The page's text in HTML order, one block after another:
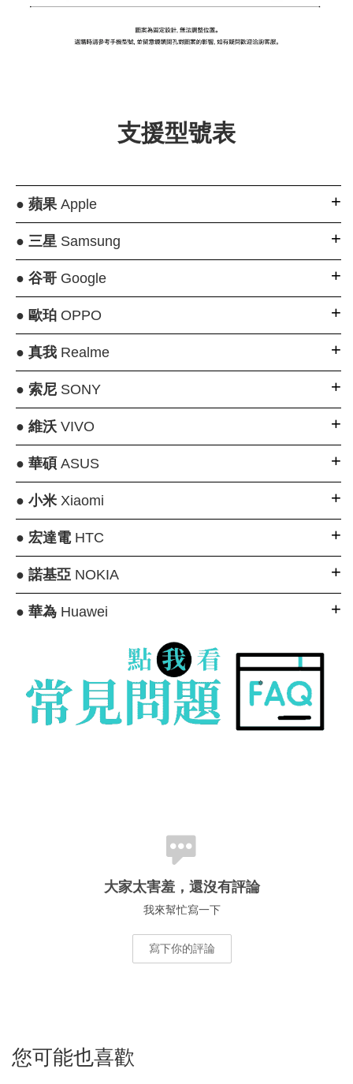
+NT$ 159
-
支援型號表
● 蘋果Apple
● 三星Samsung
● 谷哥Google
● 歐珀OPPO
● 真我Realme
● 索尼SONY
● 維沃VIVO
● 華碩 ASUS
● 小米Xiaomi
● 宏達電HTC
● 諾基亞NOKIA
● 華為Huawei
大家太害羞，還沒有評論
我來幫忙寫一下
寫下你的評論
您可能也喜歡